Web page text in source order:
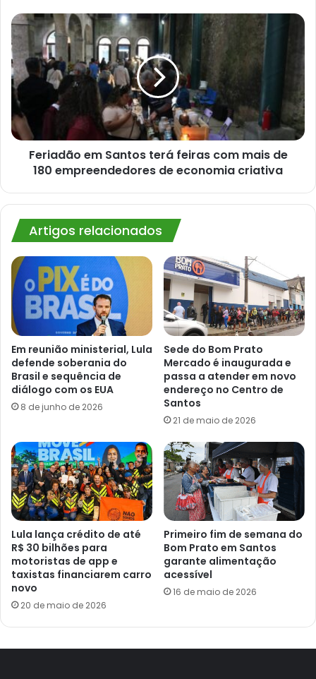
Feriadão
em
Santos
terá
feiras
com
mais
de
180
empreendedores
criativa
Feriadão em Santos terá feiras com mais de
180 empreendedores de economia criativa
Artigos relacionados
Em reunião ministerial, Lula
defende soberania do
Brasil e sequência de
diálogo com os EUA
8 de junho de 2026
Sede do Bom Prato
Mercado é inaugurada e
passa a atender em novo
endereço no Centro de
Santos
21 de maio de 2026
Lula lança crédito de até
R$ 30 bilhões para
motoristas de app e
taxistas financiarem carro
novo
20 de maio de 2026
Primeiro fim de semana do
Bom Prato em Santos
garante alimentação
acessível
16 de maio de 2026